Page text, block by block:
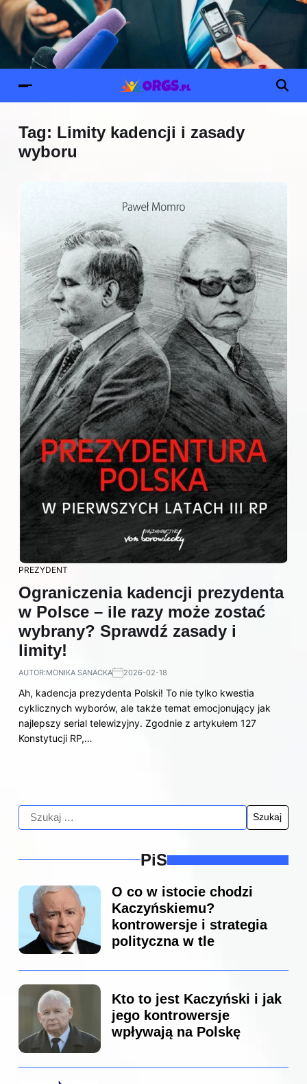
Tag: Limity kadencji i zasady
wyboru
PREZYDENT
Ograniczenia kadencji prezydenta
w Polsce – ile razy może zostać
wybrany? Sprawdź zasady i
limity!
AUTOR:MONIKA SANACKA 2026-02-18
Ah, kadencja prezydenta Polski! To nie tylko kwestia
cyklicznych wyborów, ale także temat emocjonujący jak
najlepszy serial telewizyjny. Zgodnie z artykułem 127
Konstytucji RP,…
PiS
O co w istocie chodzi
Kaczyńskiemu?
kontrowersje i strategia
polityczna w tle
Kto to jest Kaczyński i jak
jego kontrowersje
wpływają na Polskę